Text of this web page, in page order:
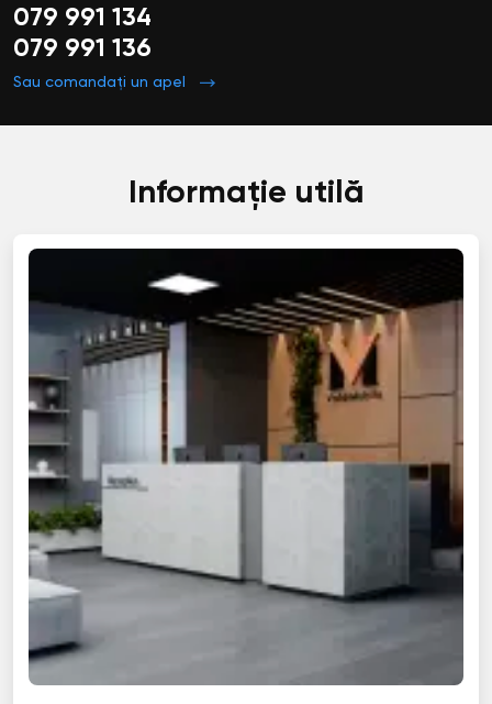
079 991 134
079 991 136
Sau comandați un apel
Informație utilă